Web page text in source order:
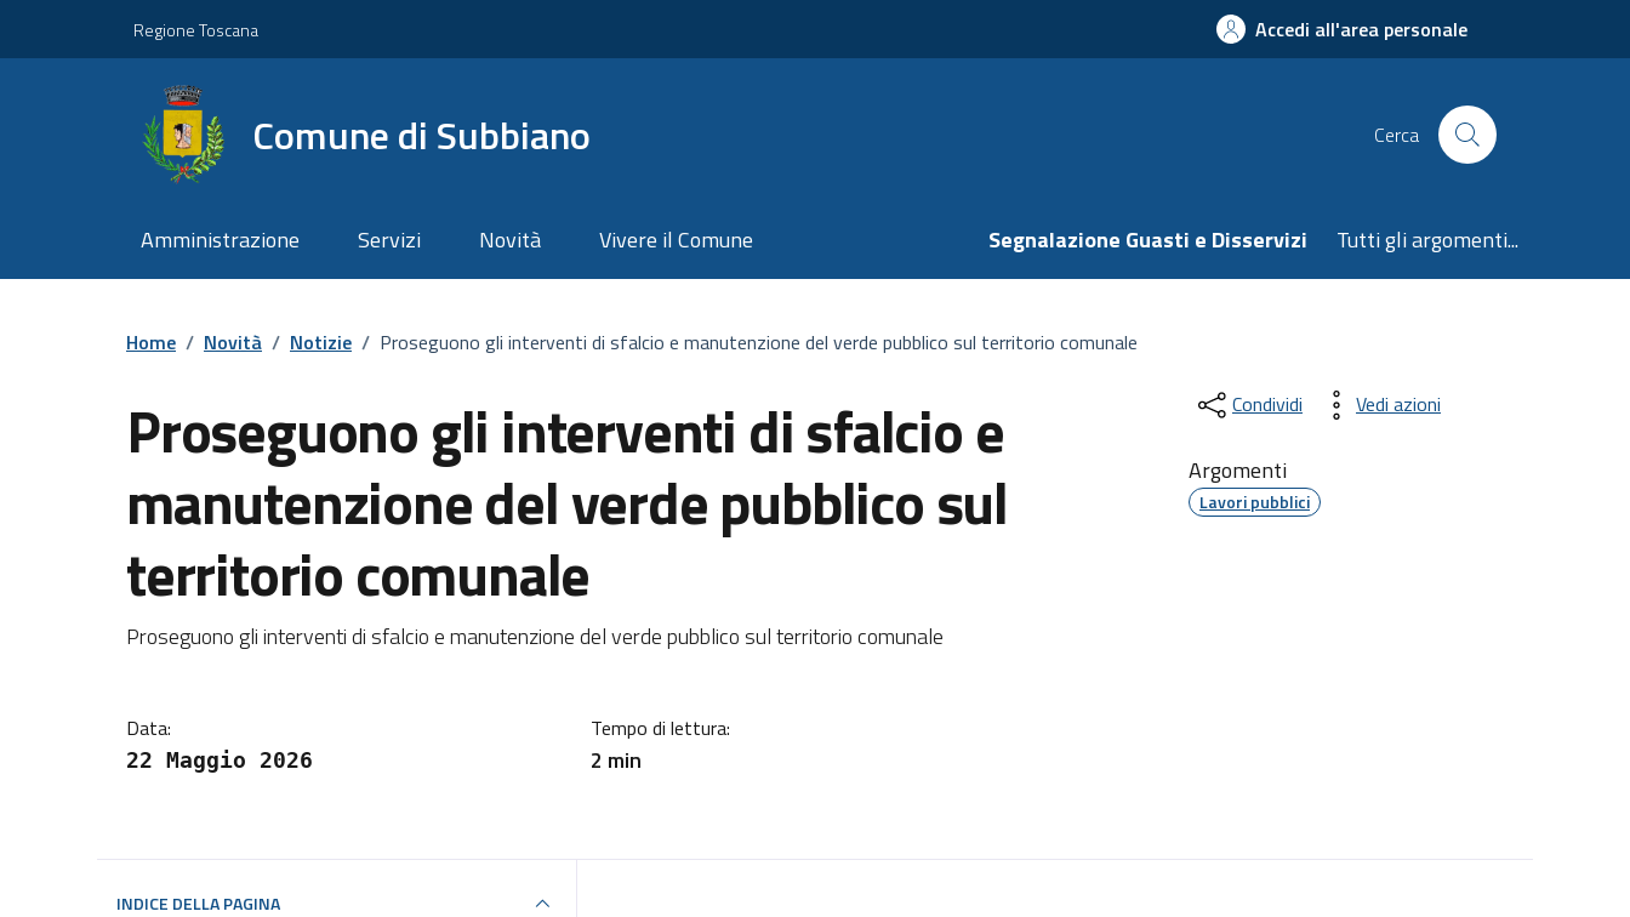
Regione Toscana Accedi all'area personale
Comune di Subbiano Cerca
Amministrazione Servizi Novità Vivere il Comune Segnalazione Guasti e Disservizi Tutti gli argomenti...
Home / Novità / Notizie / Proseguono gli interventi di sfalcio e manutenzione del verde pubblico sul territorio comunale
Proseguono gli interventi di sfalcio e
manutenzione del verde pubblico sul
territorio comunale
Dettagli della notizia
Proseguono gli interventi di sfalcio e manutenzione del verde pubblico sul territorio comunale
Data:
22 Maggio 2026
Tempo di lettura:
2 min
Condividi Vedi azioni
Argomenti
Lavori pubblici
INDICE DELLA PAGINA